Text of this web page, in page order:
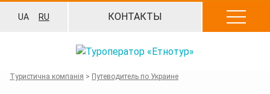
UA RU КОНТАКТЫ
Туристична компанія > Путеводитель по Украине